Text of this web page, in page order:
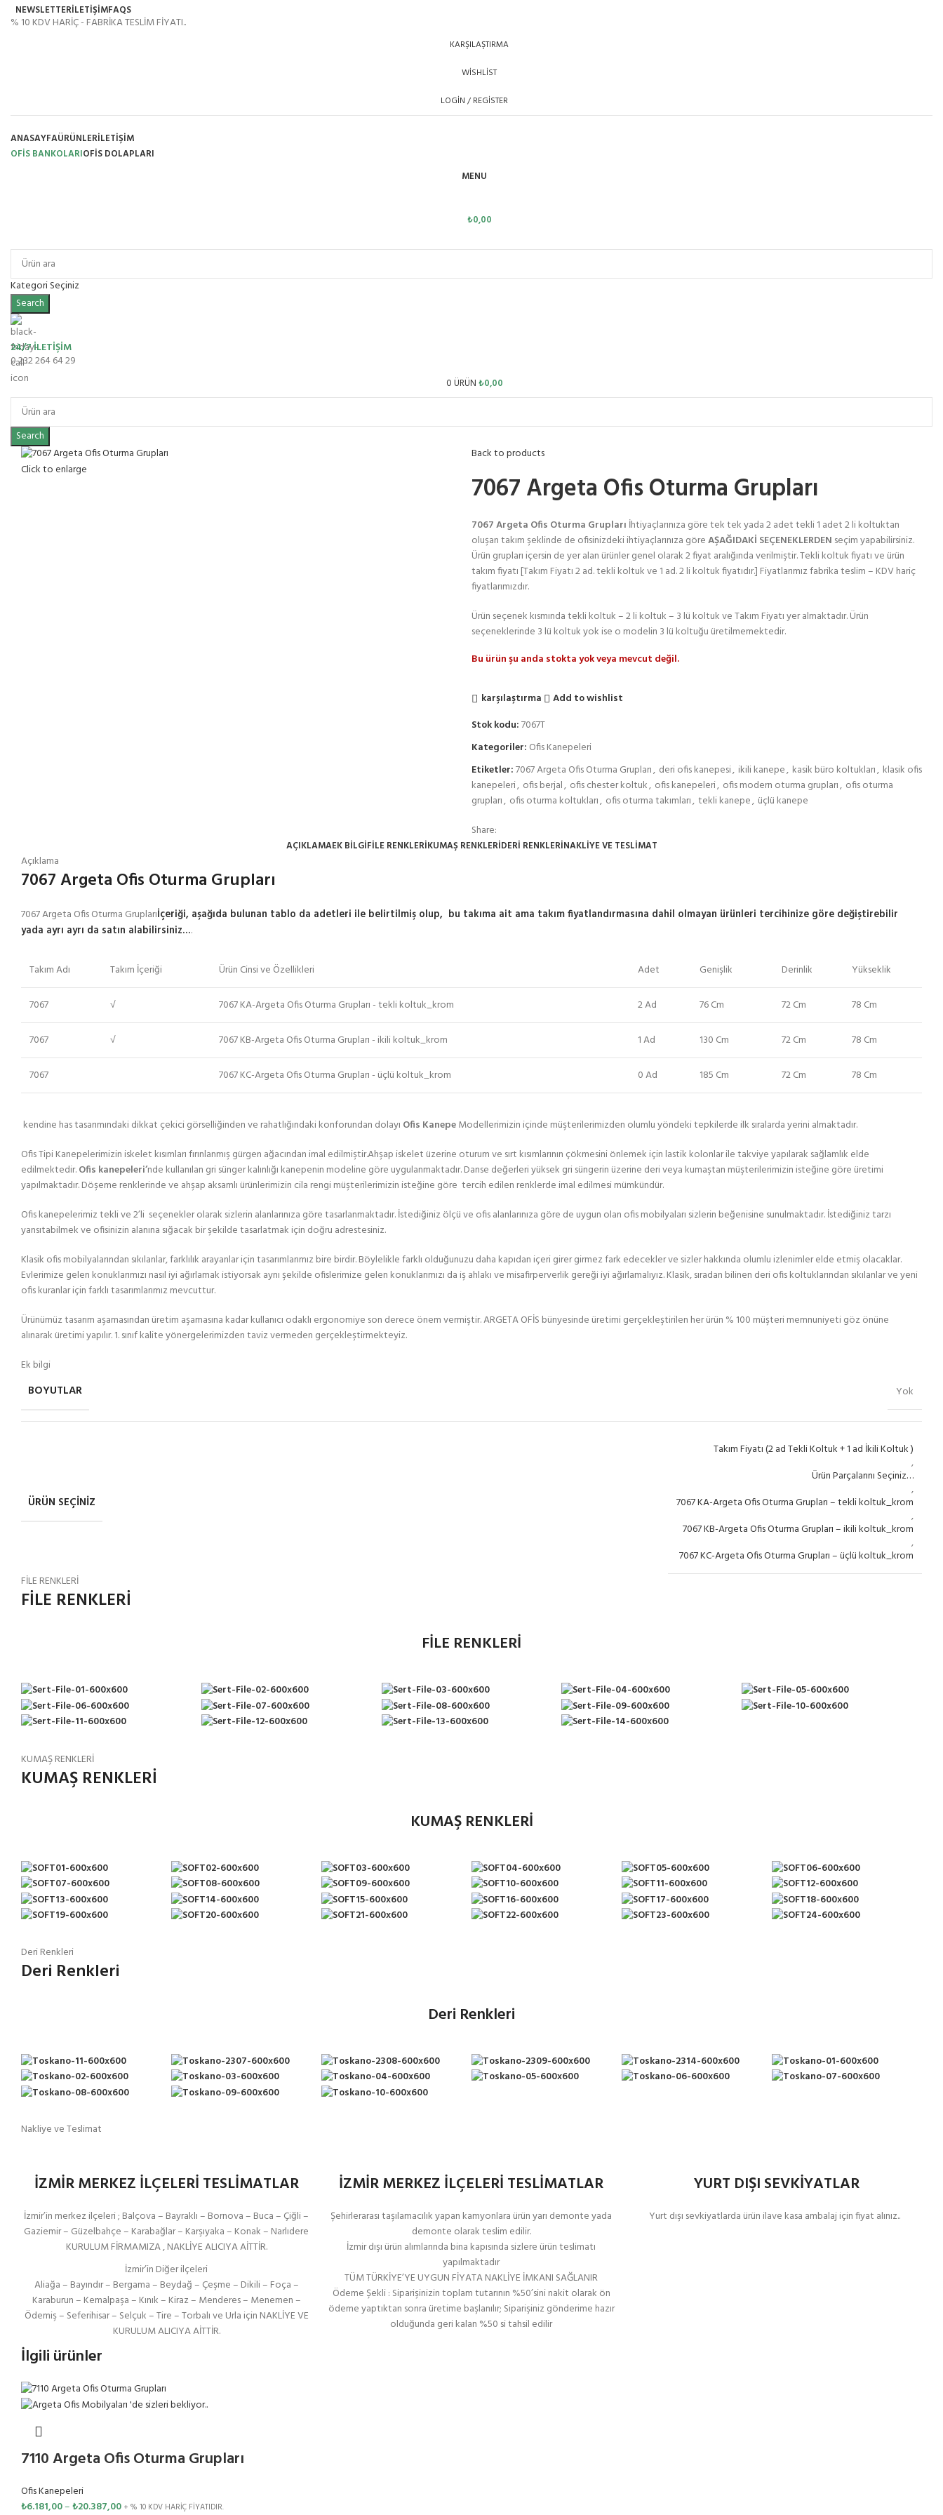
NEWSLETTERİLETİŞİMFAQS
% 10 KDV HARİÇ - FABRİKA TESLİM FİYATI..
KARŞILAŞTIRMA
WISHLIST
LOGIN / REGISTER
ANASAYFAÜRÜNLERİLETIŞIM
OFİS BANKOLARIOFIS DOLAPLARI
MENU
₺0,00
Kategori Seçiniz
Search
24/7 İLETİŞİM
0 232 264 64 29
0ÜRÜN₺0,00
Search
Click to enlarge
Back to products
7067 Argeta Ofis Oturma Grupları
7067 Argeta Ofis Oturma Grupları İhtiyaçlarınıza göre tek tek yada 2 adet tekli 1 adet 2 li koltuktan
oluşan takım şeklinde de ofisinizdeki ihtiyaçlarınıza göreAŞAĞIDAKİ SEÇENEKLERDEN seçim yapabilirsiniz.
Ürün grupları içersin de yer alan ürünler genel olarak 2 fiyat aralığında verilmiştir. Tekli koltuk fiyatı ve ürün
takım fiyatı [Takım Fiyatı 2 ad. tekli koltuk ve 1 ad. 2 li koltuk fiyatıdır.] Fiyatlarımız fabrika teslim – KDV hariç
fiyatlarımızdır.
Ürün seçenek kısmında tekli koltuk – 2 li koltuk – 3 lü koltuk ve Takım Fiyatı yer almaktadır. Ürün
seçeneklerinde 3 lü koltuk yok ise o modelin 3 lü koltuğu üretilmemektedir.
Bu ürün şu anda stokta yok veya mevcut değil.
karşılaştırma
Add to wishlist
Stok kodu:7067T
Kategoriler: Ofis Kanepeleri
Etiketler:7067 Argeta Ofis Oturma Grupları, deri ofis kanepesi, ikili kanepe, kasik büro koltukları, klasik ofis
kanepeleri, ofis berjal, ofis chester koltuk, ofis kanepeleri, ofis modern oturma grupları, ofis oturma
grupları, ofis oturma koltukları, ofis oturma takımları, tekli kanepe, üçlü kanepe
Share:
AÇIKLAMAEK BILGIFİLE RENKLERİKUMAŞ RENKLERİDERI RENKLERINAKLIYE VE TESLIMAT
Açıklama
7067 Argeta Ofis Oturma Grupları
7067 Argeta Ofis Oturma Gruplarıİçeriği, aşağıda bulunan tablo da adetleri ile belirtilmiş olup, bu takıma ait ama takım fiyatlandırmasına dahil olmayan ürünleri tercihinize göre değiştirebilir
yada ayrı ayrı da satın alabilirsiniz….
Takım Adı Takım İçeriği Ürün Cinsi ve Özellikleri Adet Genişlik Derinlik Yükseklik
7067 √ 7067 KA-Argeta Ofis Oturma Grupları - tekli koltuk_krom 2 Ad 76 Cm 72 Cm 78 Cm
7067 √ 7067 KB-Argeta Ofis Oturma Grupları - ikili koltuk_krom 1 Ad 130 Cm 72 Cm 78 Cm
7067 7067 KC-Argeta Ofis Oturma Grupları - üçlü koltuk_krom 0 Ad 185 Cm 72 Cm 78 Cm
kendine has tasarımındaki dikkat çekici görselliğinden ve rahatlığındaki konforundan dolayı Ofis KanepeModellerimizin içinde müşterilerimizden olumlu yöndeki tepkilerde ilk sıralarda yerini almaktadır.
Ofis Tipi Kanepelerimizin iskelet kısımları fırınlanmış gürgen ağacından imal edilmiştir.Ahşap iskelet üzerine oturum ve sırt kısımlarının çökmesini önlemek için lastik kolonlar ile takviye yapılarak sağlamlık elde
edilmektedir.Ofis kanepeleri’nde kullanılan gri sünger kalınlığı kanepenin modeline göre uygulanmaktadır. Danse değerleri yüksek gri süngerin üzerine deri veya kumaştan müşterilerimizin isteğine göre üretimi
yapılmaktadır. Döşeme renklerinde ve ahşap aksamlı ürünlerimizin cila rengi müşterilerimizin isteğine göre tercih edilen renklerde imal edilmesi mümkündür.
Ofis kanepelerimiz tekli ve 2’li seçenekler olarak sizlerin alanlarınıza göre tasarlanmaktadır. İstediğiniz ölçü ve ofis alanlarınıza göre de uygun olan ofis mobilyaları sizlerin beğenisine sunulmaktadır. İstediğiniz tarzı
yansıtabilmek ve ofisinizin alanına sığacak bir şekilde tasarlatmak için doğru adrestesiniz.
Klasik ofis mobilyalarından sıkılanlar, farklılık arayanlar için tasarımlarımız bire birdir. Böylelikle farklı olduğunuzu daha kapıdan içeri girer girmez fark edecekler ve sizler hakkında olumlu izlenimler elde etmiş olacaklar.
Evlerimize gelen konuklarımızı nasıl iyi ağırlamak istiyorsak aynı şekilde ofislerimize gelen konuklarımızı da iş ahlakı ve misafirperverlik gereği iyi ağırlamalıyız. Klasik, sıradan bilinen deri ofis koltuklarından sıkılanlar ve yeni
ofis kuranlar için farklı tasarımlarımız mevcuttur.
Ürünümüz tasarım aşamasından üretim aşamasına kadar kullanıcı odaklı ergonomiye son derece önem vermiştir. ARGETA OFİS bünyesinde üretimi gerçekleştirilen her ürün % 100 müşteri memnuniyeti göz önüne
alınarak üretimi yapılır. 1. sınıf kalite yönergelerimizden taviz vermeden gerçekleştirmekteyiz.
Ek bilgi
BOYUTLAR Yok
ÜRÜN SEÇINIZ
Takım Fiyatı (2 ad Tekli Koltuk + 1 ad İkili Koltuk )
,
Ürün Parçalarını Seçiniz…
,
7067 KA-Argeta Ofis Oturma Grupları – tekli koltuk_krom
,
7067 KB-Argeta Ofis Oturma Grupları – ikili koltuk_krom
,
7067 KC-Argeta Ofis Oturma Grupları – üçlü koltuk_krom
FİLE RENKLERİ
FİLE RENKLERİ
FİLE RENKLERİ
KUMAŞ RENKLERİ
KUMAŞ RENKLERİ
KUMAŞ RENKLERİ
Deri Renkleri
Deri Renkleri
Deri Renkleri
Nakliye ve Teslimat
İZMİR MERKEZ İLÇELERİ TESLİMATLAR
İzmir’in merkez ilçeleri ; Balçova – Bayraklı – Bornova – Buca – Çiğli –
Gaziemir – Güzelbahçe – Karabağlar – Karşıyaka – Konak – Narlıdere
KURULUM FİRMAMIZA , NAKLİYE ALICIYA AİTTİR.
İzmir’in Diğer ilçeleri
Aliağa – Bayındır – Bergama – Beydağ – Çeşme – Dikili – Foça –
Karaburun – Kemalpaşa – Kınık – Kiraz – Menderes – Menemen –
Ödemiş – Seferihisar – Selçuk – Tire – Torbalı ve Urla için NAKLİYE VE
KURULUM ALICIYA AİTTİR.
İZMİR MERKEZ İLÇELERİ TESLİMATLAR
Şehirlerarası taşılamacılık yapan kamyonlara ürün yarı demonte yada
demonte olarak teslim edilir.
İzmir dışı ürün alımlarında bina kapısında sizlere ürün teslimatı
yapılmaktadır
TÜM TÜRKİYE’YE UYGUN FİYATA NAKLİYE İMKANI SAĞLANIR
Ödeme Şekli : Siparişinizin toplam tutarının %50’sini nakit olarak ön
ödeme yaptıktan sonra üretime başlanılır; Siparişiniz gönderime hazır
olduğunda geri kalan %50 si tahsil edilir
YURT DIŞI SEVKİYATLAR
Yurt dışı sevkiyatlarda ürün ilave kasa ambalaj için fiyat alınız..
İlgili ürünler
7110 Argeta Ofis Oturma Grupları
Ofis Kanepeleri
₺6.181,00–₺20.387,00 + % 10 KDV HARİÇ FİYATIDIR.